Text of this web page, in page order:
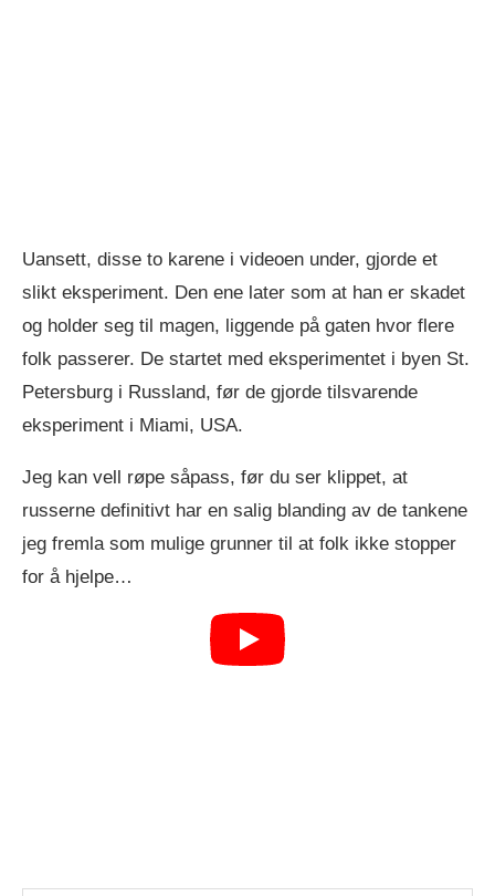
Uansett, disse to karene i videoen under, gjorde et
slikt eksperiment. Den ene later som at han er skadet
og holder seg til magen, liggende på gaten hvor flere
folk passerer. De startet med eksperimentet i byen St.
Petersburg i Russland, før de gjorde tilsvarende
eksperiment i Miami, USA.
Jeg kan vell røpe såpass, før du ser klippet, at
russerne definitivt har en salig blanding av de tankene
jeg fremla som mulige grunner til at folk ikke stopper
for å hjelpe…